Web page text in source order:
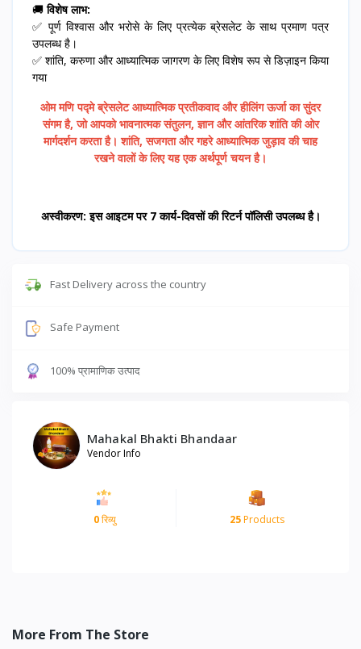
🚚विशेष लाभ:
✅ पूर्ण विश्वास और भरोसे के लिए प्रत्येक ब्रेसलेट के साथ प्रमाण पत्र
उपलब्ध है।
✅ शांति, करुणा और आध्यात्मिक जागरण के लिए विशेष रूप से डिज़ाइन किया
गया
ओम मणि पद्मे ब्रेसलेट आध्यात्मिक प्रतीकवाद और हीलिंग ऊर्जा का सुंदर
संगम है, जो आपको भावनात्मक संतुलन, ज्ञान और आंतरिक शांति की ओर
मार्गदर्शन करता है। शांति, सजगता और गहरे आध्यात्मिक जुड़ाव की चाह
रखने वालों के लिए यह एक अर्थपूर्ण चयन है।
अस्वीकरण: इस आइटम पर 7 कार्य-दिवसों की रिटर्न पॉलिसी उपलब्ध है।
Fast Delivery across the country
Safe Payment
100% प्रामाणिक उत्पाद
Mahakal Bhakti Bhandaar
Vendor Info
0रिव्यु 25Products
More From The Store